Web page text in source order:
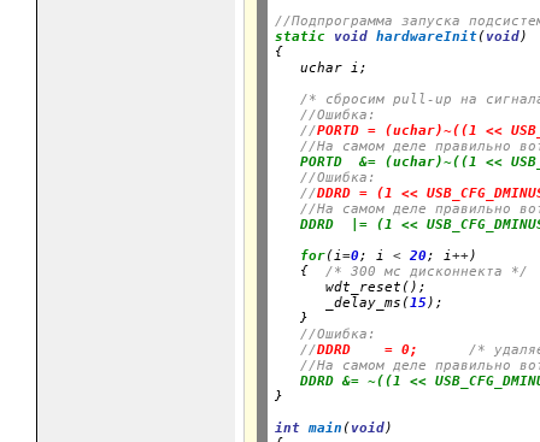
//Подпрограмма запуска
static
void hardwareInit( void)
{
   uchar i;
/* сбросим pull-up на
//Ошибка:
//PORTD = (uchar)~((1 <<
//На самом деле правильно
PORTD  &= (uchar)~((1 <<
//Ошибка:
//DDRD = (1 <<
//На самом деле правильно
DDRD  |= (1 <<
for(i=0; i < 20; i++)
   {
/* 300 мс дисконнекта */
      wdt_reset();
      _delay_ms(
15);
   }
//Ошибка:
//DDRD    = 0;
/*
//На самом деле правильно
DDRD &= ~((1 <<
}
int main ( void)